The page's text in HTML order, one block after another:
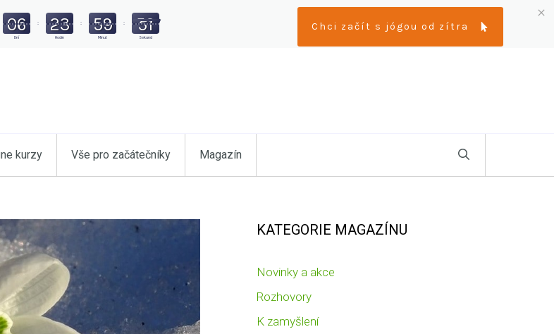
kurzy Vše pro začátečníky Magazín
KATEGORIE MAGAZÍNU
Novinky a akce
Rozhovory
K zamyšlení
06
Dní
: 23
Hodin
: 59
Minut
: 49
Sekund
Chci začít s jógou od zítra